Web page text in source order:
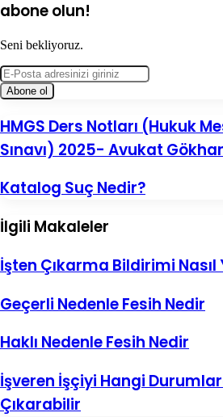
abone olun!
Seni bekliyoruz.
E-
Posta
adresinizi
HMGS
Ders
Notları
Mesleklerine
Giriş
2025-
Avukat
Yağmur
HMGS Ders Notları (Hukuk
Sınavı) 2025- Avukat
Katalog
Suç
Katalog Suç Nedir?
İlgili Makaleler
İşten Çıkarma Bildirimi Nasıl
Geçerli Nedenle Fesih Nedir
Haklı Nedenle Fesih Nedir
İşveren İşçiyi Hangi
Çıkarabilir